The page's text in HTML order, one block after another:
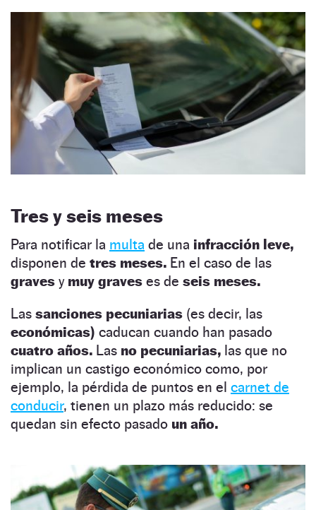
Tres y seis meses
Para notificar la multa de una infracción leve,
disponen de tres meses. En el caso de las
graves y muy graves es de seis meses.
Las sanciones pecuniarias (es decir, las
económicas) caducan cuando han pasado
cuatro años. Las no pecuniarias, las que no
implican un castigo económico como, por
ejemplo, la pérdida de puntos en el carnet de
conducir, tienen un plazo más reducido: se
quedan sin efecto pasado un año.